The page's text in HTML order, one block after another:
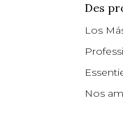
Des
Los
Nos